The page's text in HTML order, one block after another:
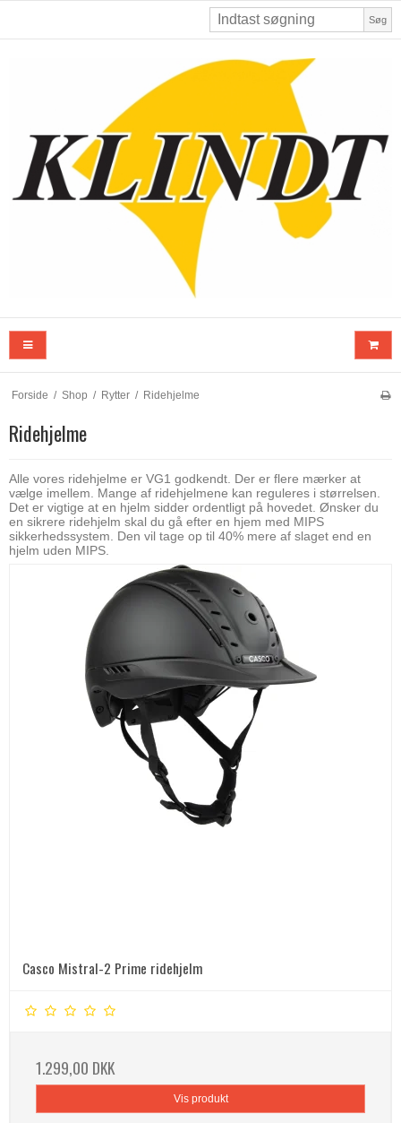
Søg
Forside / Shop / Rytter / Ridehjelme
Ridehjelme
Alle vores ridehjelme er VG1 godkendt. Der er flere mærker at
vælge imellem. Mange af ridehjelmene kan reguleres i størrelsen.
Det er vigtige at en hjelm sidder ordentligt på hovedet. Ønsker du
en sikrere ridehjelm skal du gå efter en hjem med MIPS
sikkerhedssystem. Den vil tage op til 40% mere af slaget end en
hjelm uden MIPS.
Casco Mistral-2 Prime ridehjelm
1.299,00 DKK
Vis produkt